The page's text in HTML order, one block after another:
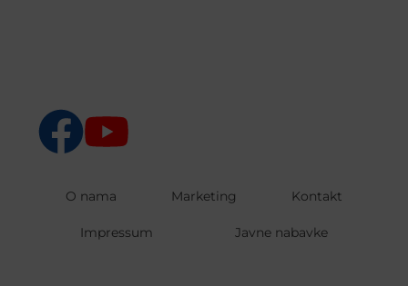
O nama Marketing Kontakt
Impressum Javne nabavke